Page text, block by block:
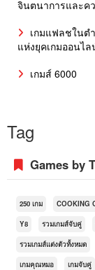
จินตนาการและค
เกมแฟลชในต
แห่งยุคเกมออนไล
เกมส์ 6000
Tag
Games by
250 เกม COOKING
Y8 รวมเกมส์จับคู่
รวมเกมส์แต่งตัวทั้งหมด
เกมคุณหมอ เกมจับคู่